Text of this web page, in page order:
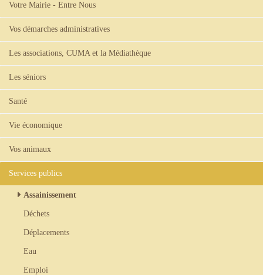
Votre Mairie - Entre Nous
Vos démarches administratives
Les associations, CUMA et la Médiathèque
Les séniors
Santé
Vie économique
Vos animaux
Services publics
Assainissement
Déchets
Déplacements
Eau
Emploi